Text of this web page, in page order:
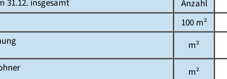
31.12. insgesamt
Anzahl
100 m²
m²
m²